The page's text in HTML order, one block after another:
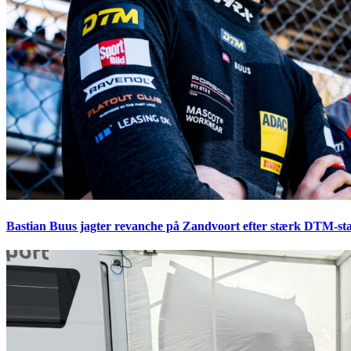
Bastian Buus jagter revanche på Zandvoort efter stærk DTM-